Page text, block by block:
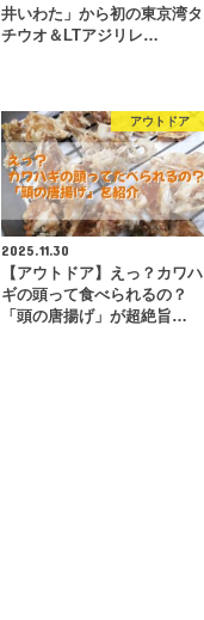
井いわた」から初の東京湾タ
チウオ＆LTアジリレ…
アウトドア
2025.11.30
【アウトドア】えっ？カワハ
ギの頭って食べられるの？
「頭の唐揚げ」が超絶旨…